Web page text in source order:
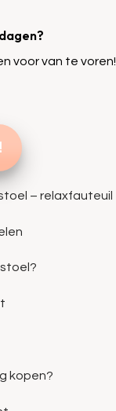
voor van te voren!
– relaxfauteuil
kopen?